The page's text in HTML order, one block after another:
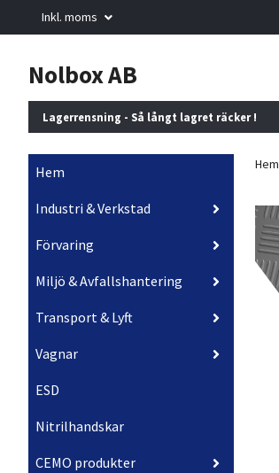
Inkl. moms
Nolbox AB
Lagerrensning - Så långt lagret räcker !
Hem
Industri & Verkstad
Förvaring
Miljö & Avfallshantering
Transport & Lyft
Vagnar
ESD
Nitrilhandskar
CEMO produkter
Hem